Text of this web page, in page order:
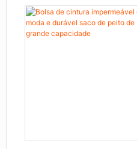
Grande
De Grande